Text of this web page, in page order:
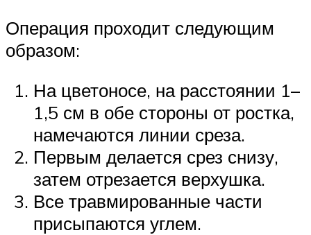
Операция проходит следующим
образом:
На цветоносе, на расстоянии 1–
1,5 см в обе стороны от ростка,
намечаются линии среза.
Первым делается срез снизу,
затем отрезается верхушка.
Все травмированные части
присыпаются углем.